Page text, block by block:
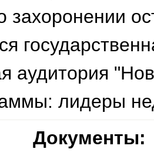
захоронении
аудитория
лидеры
Документы: